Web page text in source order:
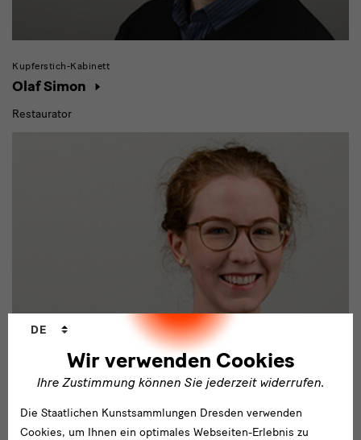
Kupferstich-Kabinett
Olaf Simon
Restaurator
Ruth Sonja Simonis
Wir verwenden Cookies
Ihre Zustimmung können Sie jederzeit widerrufen.
DE
Die Staatlichen Kunstsammlungen Dresden verwenden
Cookies, um Ihnen ein optimales Webseiten-Erlebnis zu